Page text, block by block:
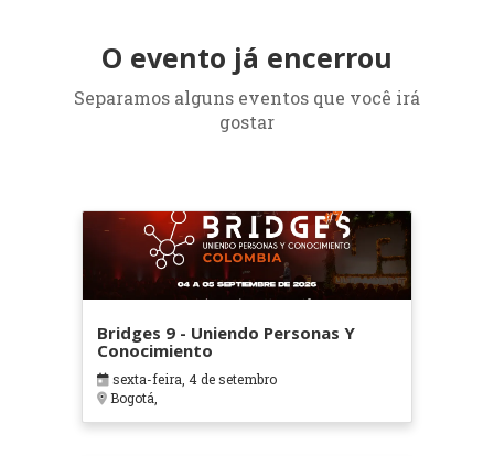
O evento já encerrou
Separamos alguns eventos que você irá
gostar
Bridges 9 - Uniendo Personas Y
Conocimiento
sexta-feira, 4 de setembro
Bogotá,